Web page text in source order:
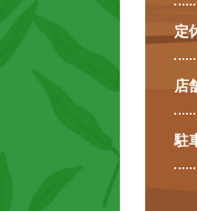
定
店
駐